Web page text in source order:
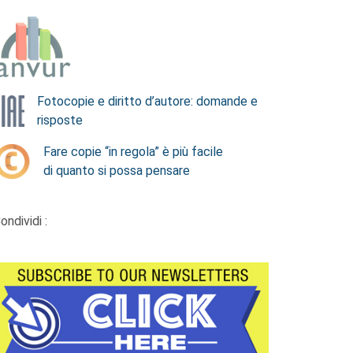
Fotocopie e diritto d’autore: domande e
risposte
Fare copie “in regola” è più facile
di quanto si possa pensare
: